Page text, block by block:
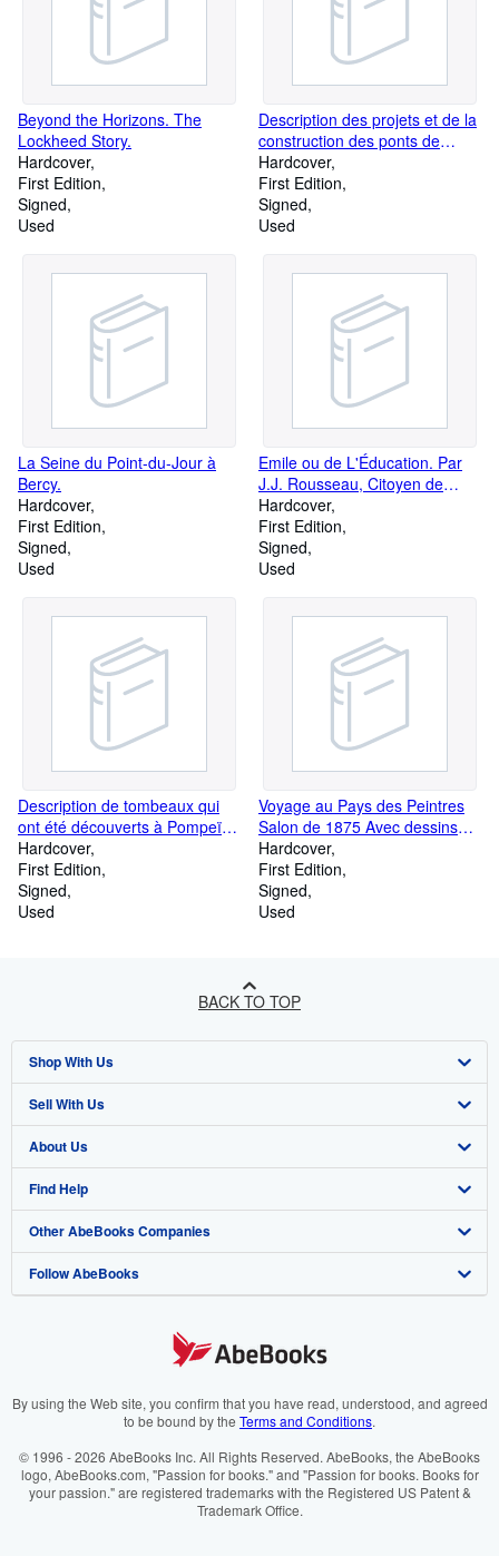
Beyond the Horizons. The
Lockheed Story.
Hardcover
First Edition
Signed
Used
Description des projets et de la
construction des ponts de
Neuilly, de Mantes, d'Orléans,
de Louis XVI, etc. On y a ajouté
le projet du canal de
Bourgogne, pour la
per Dijon; et de celui de la
conduite des eaux de l'Yvette
et de de la Bievre à Paris, en
soixante et treize planches; .
nouv. édition, augm. des ponts
Hardcover
First Edition
Signed
Used
La Seine du Point-du-Jour à
Bercy.
Hardcover
First Edition
Signed
Used
Emile ou de L'Éducation. Par
J.J. Rousseau, Citoyen de
Geneve.Tome premier (-
quatrième).
Hardcover
First Edition
Signed
Used
Description de tombeaux qui
ont été découverts à Pompeï
dans l'année 1812.Dedié à sa
Majesté La Reine des Deux
Siciles.
Hardcover
First Edition
Signed
Used
Voyage au Pays des Peintres
Salon de 1875 Avec dessins
autographes. [idem] Salon de
1876. [idem] Salon de 1877 .
[idem] Salon de 1878. 4
volumes ( la série complère) .
Hardcover
First Edition
Signed
Used
BACK TO TOP
Shop With Us
Advanced Search
Browse Collections
My Account
My Orders
View Basket
Sell With Us
Start Selling
Join Our Affiliate Programme
Book Buyback
Refer a seller
About Us
About AbeBooks
Media
Careers
Cookies Notice
Find Help
Help
Customer Service
Other AbeBooks Companies
AbeBooks.com
AbeBooks.it
AbeBooks.ca
Follow AbeBooks
By using the Web site, you confirm that you have read, understood, and agreed
to be bound by the Terms and Conditions.
© 1996 - 2026 AbeBooks Inc. All Rights Reserved. AbeBooks, the AbeBooks
logo, AbeBooks.com, "Passion for books." and "Passion for books. Books for
your passion." are registered trademarks with the Registered US Patent &
Trademark Office.